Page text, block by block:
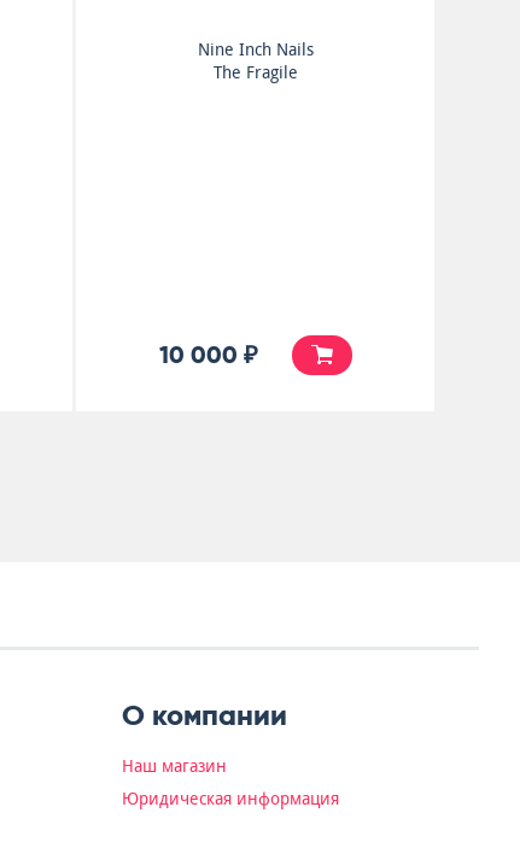
Nine Inch Nails
The Fragile
10 000 ₽
О компании
Наш магазин
Юридическая информация